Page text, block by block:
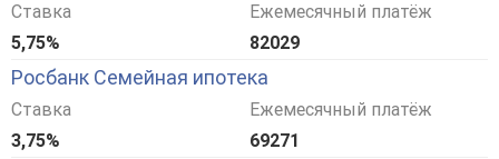
Ставка
5,75%
Ежемесячный платёж
82029
Росбанк Семейная ипотека
Ставка
3,75%
Ежемесячный платёж
69271